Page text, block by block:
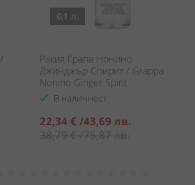
0.1 л.
Ракия Грапа Нонино
Джинджър Спирит / Grappa
Nonino Ginger Spirit
В наличност
Специална
цена
22,34 € /43,69 лв.
38,79 €/75,87 лв.